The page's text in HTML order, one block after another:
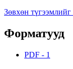
Зөвхөн
Форматууд
PDF - 1